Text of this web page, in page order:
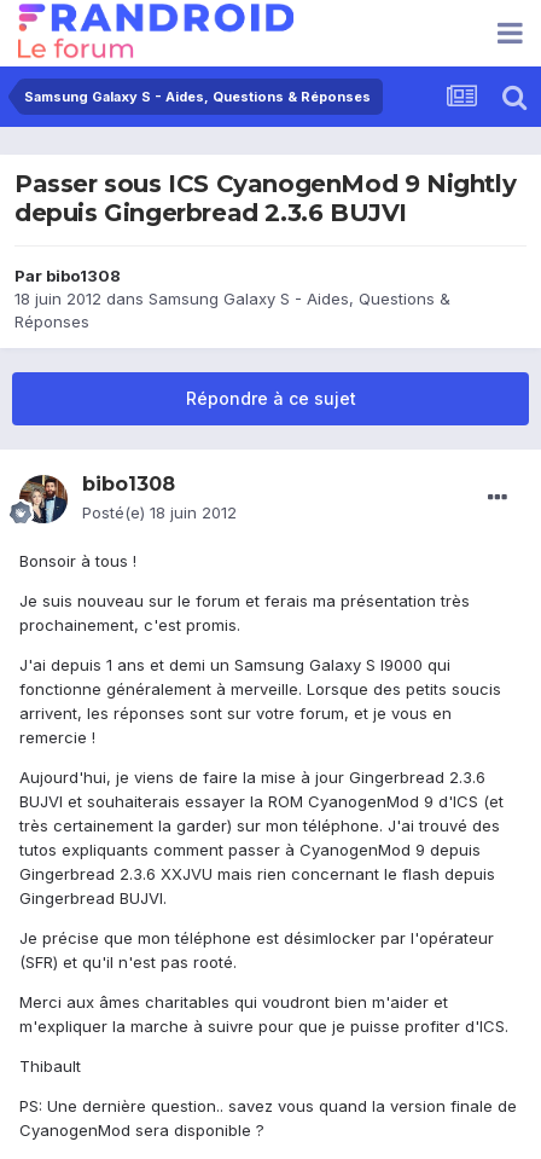
Samsung Galaxy S - Aides, Questions & Réponses
Passer sous ICS CyanogenMod 9 Nightly
depuis Gingerbread 2.3.6 BUJVI
Par bibo1308
18 juin 2012 dans Samsung Galaxy S - Aides, Questions &
Réponses
Répondre à ce sujet
bibo1308
Posté(e) 18 juin 2012
Bonsoir à tous !
Je suis nouveau sur le forum et ferais ma présentation très
prochainement, c'est promis.
J'ai depuis 1 ans et demi un Samsung Galaxy S I9000 qui
fonctionne généralement à merveille. Lorsque des petits soucis
arrivent, les réponses sont sur votre forum, et je vous en
remercie !
Aujourd'hui, je viens de faire la mise à jour Gingerbread 2.3.6
BUJVI et souhaiterais essayer la ROM CyanogenMod 9 d'ICS (et
très certainement la garder) sur mon téléphone. J'ai trouvé des
tutos expliquants comment passer à CyanogenMod 9 depuis
Gingerbread 2.3.6 XXJVU mais rien concernant le flash depuis
Gingerbread BUJVI.
Je précise que mon téléphone est désimlocker par l'opérateur
(SFR) et qu'il n'est pas rooté.
Merci aux âmes charitables qui voudront bien m'aider et
m'expliquer la marche à suivre pour que je puisse profiter d'ICS.
Thibault
PS: Une dernière question.. savez vous quand la version finale de
CyanogenMod sera disponible ?